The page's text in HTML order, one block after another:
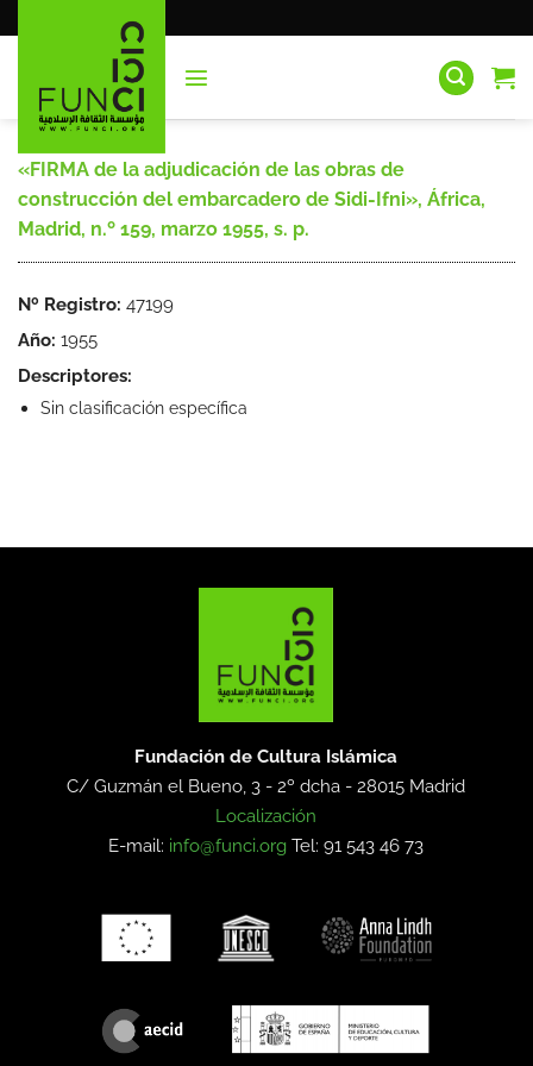
al
«FIRMA de la adjudicación de las obras de
construcción del embarcadero de Sidi-Ifni», África,
Madrid, n.º 159, marzo 1955, s. p.
Nº Registro: 47199
Año: 1955
Descriptores:
Sin clasificación específica
Fundación de Cultura Islámica
C/ Guzmán el Bueno, 3 - 2º dcha -28015 Madrid
Localización
E-mail: info@funci.org Tel: 91 543 46 73